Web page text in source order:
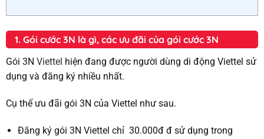
1. Gói cước 3N là gì, các ưu đãi của gói cước 3N
Gói 3N Viettel hiện đang được người dùng di động Viettel sử
dụng và đăng ký nhiều nhất.
Cụ thể ưu đãi gói 3N của Viettel như sau.
Đăng ký gói 3N Viettel chỉ 30.000đ đ sử dụng trong